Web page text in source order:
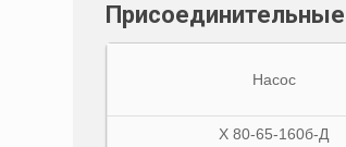
Насос
X 80-65-160б-Д